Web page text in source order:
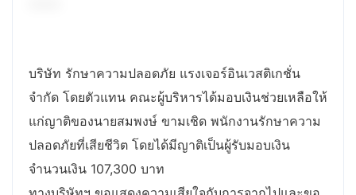
บริษัท รักษาความปลอดภัย แรงเจอร์อินเวสติเกชั่น
จำกัด โดยตัวแทน คณะผู้บริหารได้มอบเงินช่วยเหลือให้
แก่ญาติของนายสมพงษ์ ขามเชิด พนักงานรักษาความ
ปลอดภัยที่เสียชีวิต โดยได้มีญาติเป็นผู้รับมอบเงิน
จำนวนเงิน 107,300 บาท